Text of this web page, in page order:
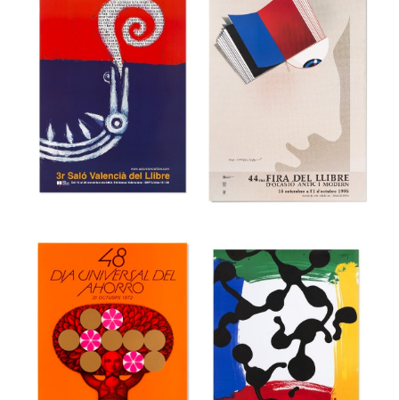
36a Feria
Internacional del
Mueble de
Valencia
Museu del Disseny de Barcelona
39 Festival
internacional de
cine de Gijón
Museu del Disseny de Barcelona